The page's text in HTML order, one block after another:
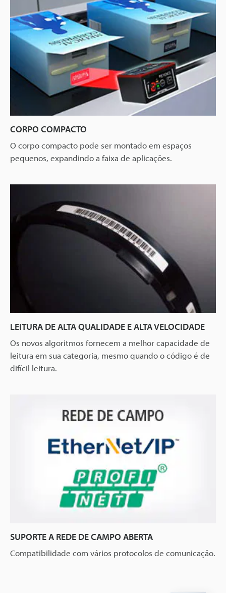
CORPO COMPACTO
O corpo compacto pode ser montado em espaços
pequenos, expandindo a faixa de aplicações.
LEITURA DE ALTA QUALIDADE E ALTA VELOCIDADE
Os novos algoritmos fornecem a melhor capacidade de
leitura em sua categoria, mesmo quando o código é de
difícil leitura.
SUPORTE A REDE DE CAMPO ABERTA
Compatibilidade com vários protocolos de comunicação.